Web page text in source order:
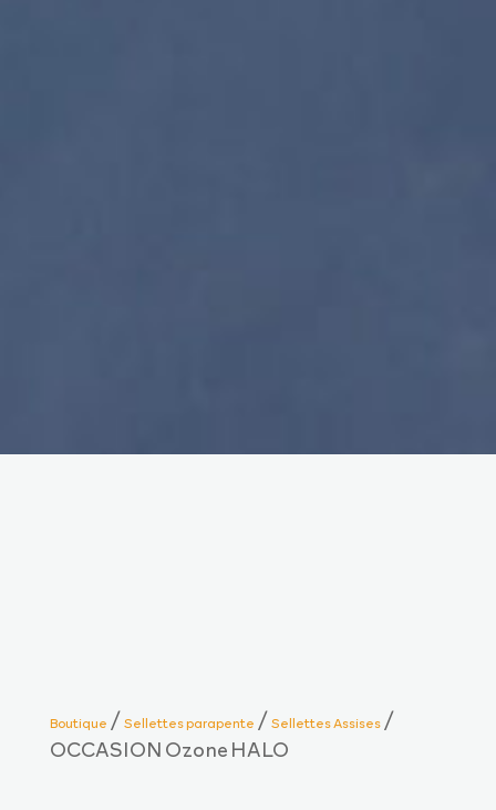
Boutique /Sellettes parapente /Sellettes Assises/
OCCASION Ozone HALO